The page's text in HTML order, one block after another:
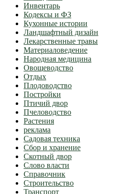
Инвентарь
Кодексы и ФЗ
Кухонные истории
Ландшафтный дизайн
Лекарственные травы
Материаловедение
Народная медицина
Овощеводство
Отдых
Плодоводство
Постройки
Птичий двор
Пчеловодство
Растения
реклама
Садовая техника
Сбор и хранение
Скотный двор
Слово власти
Справочник
Строительство
Транспорт